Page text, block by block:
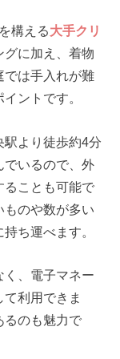
構える大手クリ
グに加え、着物
では手入れが難
ントです。
駅より徒歩約4分
でいるので、外
ることも可能で
ものや数が多い
ち運べます。
く、電子マネー
利用できま
るのも魅力で